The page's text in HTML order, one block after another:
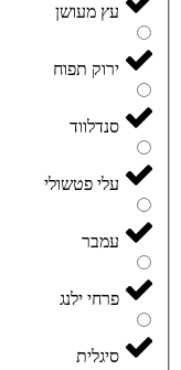
עץ מעושן
ירוק תפוח
סנדלווד
עלי פטשולי
עמבר
פרחי ילנג
סיגלית